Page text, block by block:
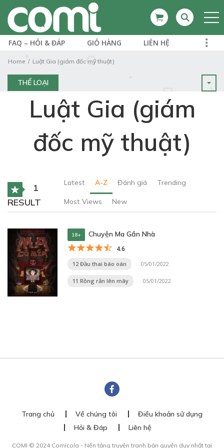
FAQ – HỎI & ĐÁP GIỎ HÀNG LIÊN HỆ
Home Luật Gia (giám đốc mỹ thuật)
THỂ LOẠI
Luật Gia (giám
đốc mỹ thuật)
1
RESULT
Latest A-Z Đánh giá Trending
Most Views New
18+ Chuyện Ma Gần Nhà
4.6
12 Đầu thai báo oán 05/01/2022
11 Rồng rắn lên mây 05/01/2022
Trang chủ Về chúng tôi
Điều khoản sử dụng
Hỏi & Đáp
Liên hệ
COMI © 2024 Comicola - Nền tảng truyện tranh bản quyền duy nhất tại